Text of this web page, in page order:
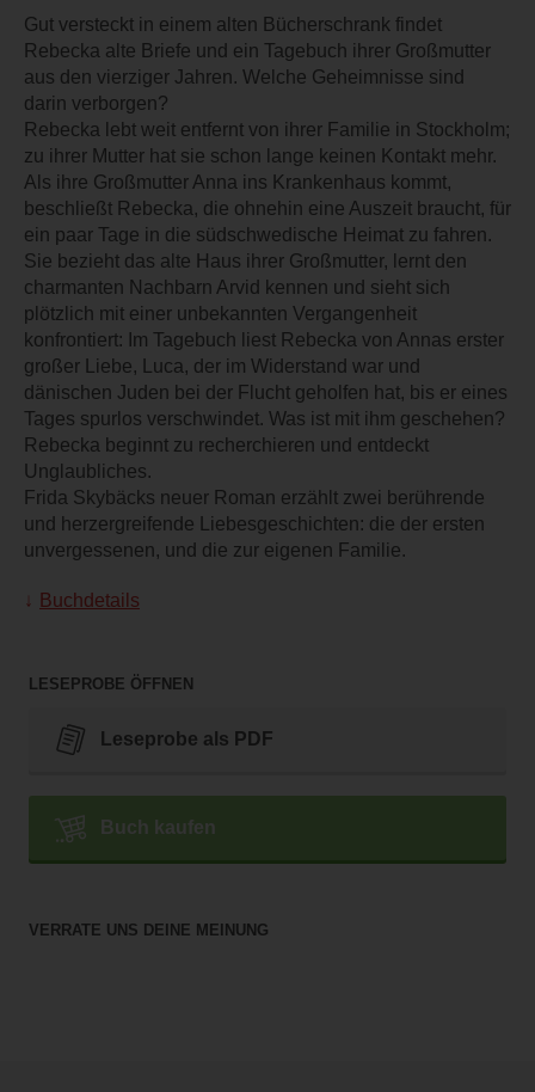
Gut versteckt in einem alten Bücherschrank findet
Rebecka alte Briefe und ein Tagebuch ihrer Großmutter
aus den vierziger Jahren. Welche Geheimnisse sind
darin verborgen?
Rebecka lebt weit entfernt von ihrer Familie in Stockholm;
zu ihrer Mutter hat sie schon lange keinen Kontakt mehr.
Als ihre Großmutter Anna ins Krankenhaus kommt,
beschließt Rebecka, die ohnehin eine Auszeit braucht, für
ein paar Tage in die südschwedische Heimat zu fahren.
Sie bezieht das alte Haus ihrer Großmutter, lernt den
charmanten Nachbarn Arvid kennen und sieht sich
plötzlich mit einer unbekannten Vergangenheit
konfrontiert: Im Tagebuch liest Rebecka von Annas erster
großer Liebe, Luca, der im Widerstand war und
dänischen Juden bei der Flucht geholfen hat, bis er eines
Tages spurlos verschwindet. Was ist mit ihm geschehen?
Rebecka beginnt zu recherchieren und entdeckt
Unglaubliches.
Frida Skybäcks neuer Roman erzählt zwei berührende
und herzergreifende Liebesgeschichten: die der ersten
unvergessenen, und die zur eigenen Familie.
Buchdetails
LESEPROBE ÖFFNEN
Leseprobe als PDF
Buch kaufen
VERRATE UNS DEINE MEINUNG